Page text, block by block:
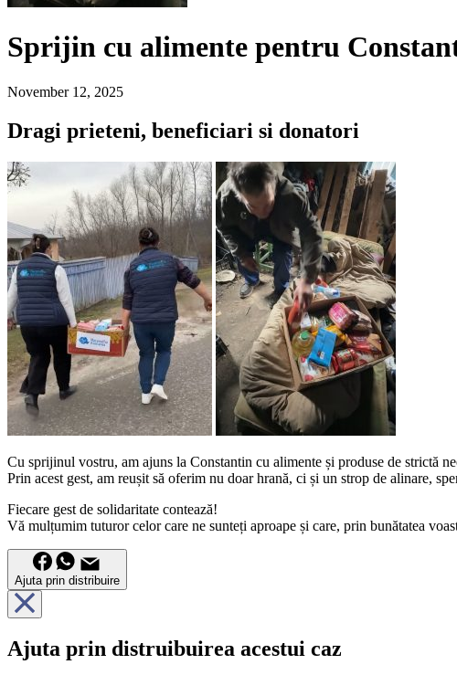
Sprijin cu alimente pentru
November 12, 2025
Dragi prieteni, beneficiari si donatori
Cu sprijinul vostru, am ajuns la Constantin cu alimente și produse de strictă
Prin acest gest, am reușit să oferim nu doar hrană, ci și un strop de alinare,
Fiecare gest de solidaritate contează!
Vă mulțumim tuturor celor care ne sunteți aproape și care, prin bunătatea
Ajuta prin distribuire
Ajuta prin distruibuirea acestui caz